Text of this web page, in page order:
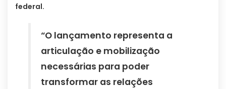
federal.
“O lançamento representa a
articulação e mobilização
necessárias para poder
transformar as relações